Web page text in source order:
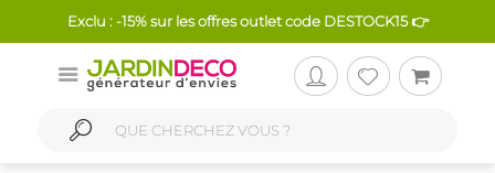
Exclu : -15% sur les offres outlet code DESTOCK15 👉